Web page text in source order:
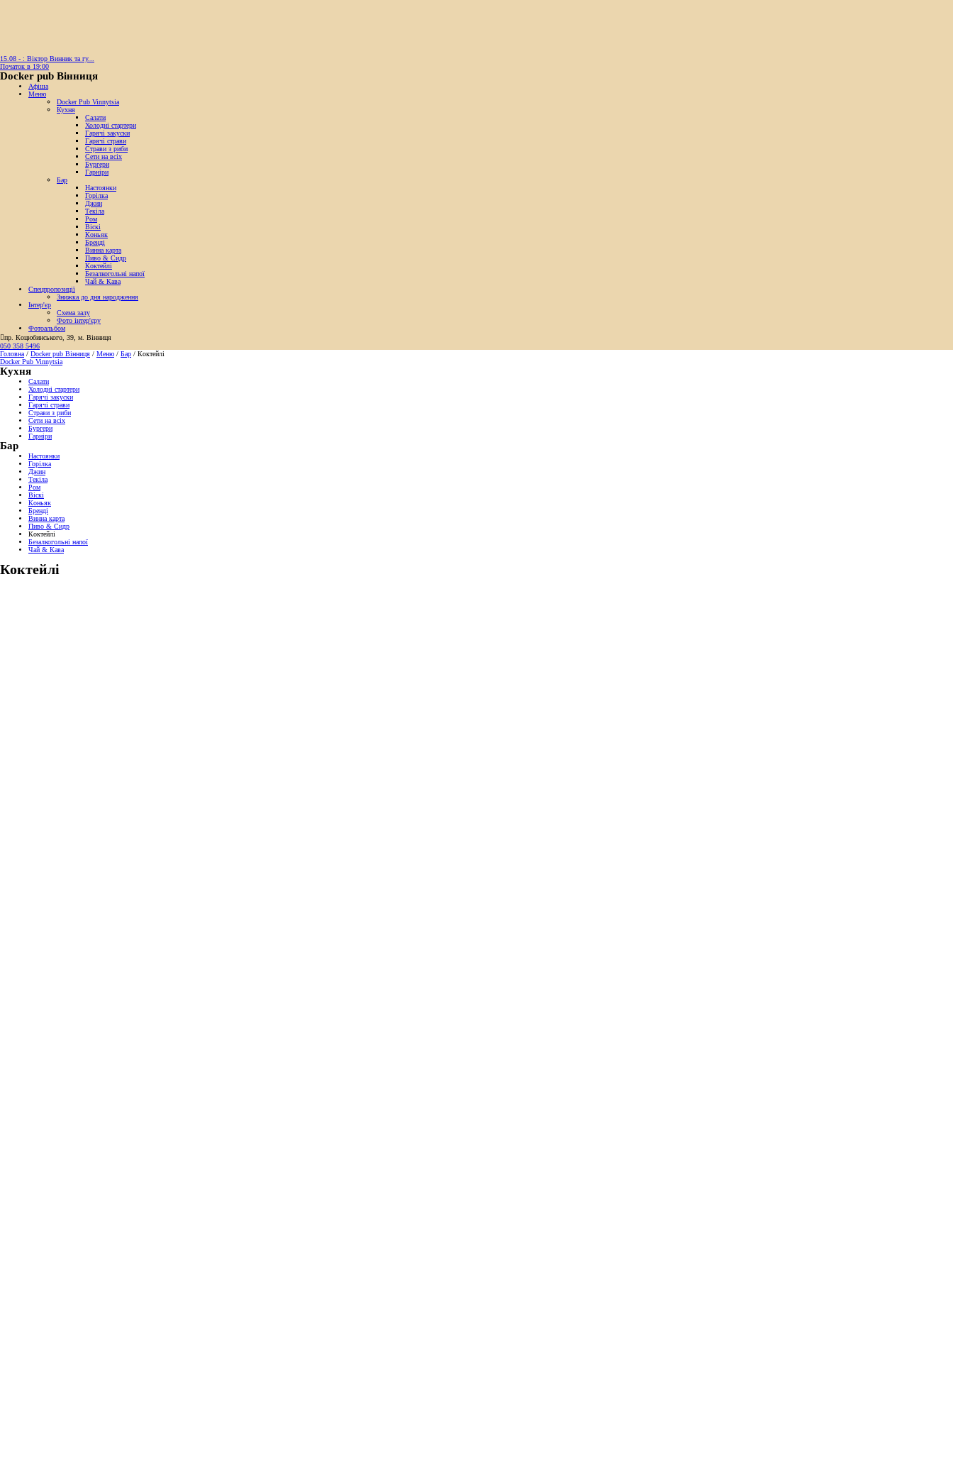
15.08 - : Віктор Винник та гу...
Початок в 19:00
Docker pub Вінниця
Афіша
Меню
Docker Pub Vinnytsia
Кухня
Салати
Холодні стартери
Гарячі закуски
Гарячі страви
Страви з риби
Сети на всіх
Бургери
Гарніри
Бар
Настоянки
Горілка
Джин
Текіла
Ром
Віскі
Коньяк
Бренді
Винна карта
Пиво & Сидр
Коктейлі
Безалкогольні напої
Чай & Кава
Спецпропозиції
Знижка до дня народження
Інтер'єр
Схема залу
Фото інтер'єру
Фотоальбом
пр. Коцюбинського, 39, м. Вінниця
050 358 5496
Головна / Docker pub Вінниця / Меню / Бар / Коктейлі
Docker Pub Vinnytsia
Кухня
Салати
Холодні стартери
Гарячі закуски
Гарячі страви
Страви з риби
Сети на всіх
Бургери
Гарніри
Бар
Настоянки
Горілка
Джин
Текіла
Ром
Віскі
Коньяк
Бренді
Винна карта
Пиво & Сидр
Коктейлі
Безалкогольні напої
Чай & Кава
Коктейлі